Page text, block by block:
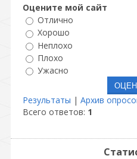
Оцените мой сайт
Отлично
Хорошо
Неплохо
Плохо
Ужасно
Результаты | Архив
Всего ответов: 1